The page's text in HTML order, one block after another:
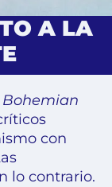
A LA
Bohemian
con
lo contrario.